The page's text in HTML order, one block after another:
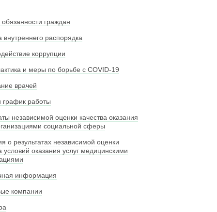
граждан
внутреннего распорядка
коррупции
и меры по борьбе с COVID-19
врачей
работы
независимой оценки качества оказания
социальной сферы
о результатах независимой оценки
условий оказания услуг медицинскими
информация
компании